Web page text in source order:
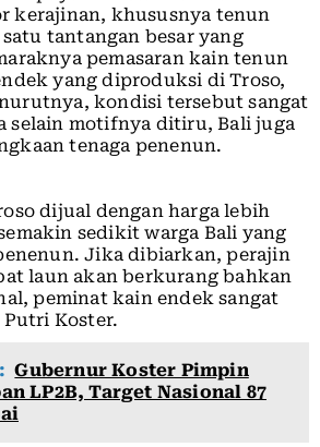
kerajinan, khususnya tenun
tantangan besar yang
pemasaran kain tenun
yang diproduksi di Troso,
kondisi tersebut sangat
selain motifnya ditiru, Bali juga
tenaga penenun.
dijual dengan harga lebih
sedikit warga Bali yang
Jika dibiarkan, perajin
laun akan berkurang bahkan
peminat kain endek sangat
Koster.
Gubernur Koster Pimpin
LP2B, Target Nasional 87